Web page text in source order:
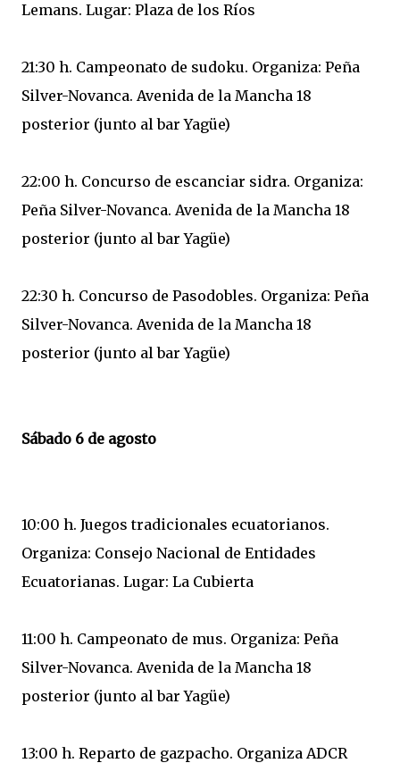
Lemans. Lugar: Plaza de los Ríos
21:30 h. Campeonato de sudoku. Organiza: Peña
Silver-Novanca. Avenida de la Mancha 18
posterior (junto al bar Yagüe)
22:00 h. Concurso de escanciar sidra. Organiza:
Peña Silver-Novanca. Avenida de la Mancha 18
posterior (junto al bar Yagüe)
22:30 h. Concurso de Pasodobles. Organiza: Peña
Silver-Novanca. Avenida de la Mancha 18
posterior (junto al bar Yagüe)
Sábado 6 de agosto
10:00 h. Juegos tradicionales ecuatorianos.
Organiza: Consejo Nacional de Entidades
Ecuatorianas. Lugar: La Cubierta
11:00 h. Campeonato de mus. Organiza: Peña
Silver-Novanca. Avenida de la Mancha 18
posterior (junto al bar Yagüe)
13:00 h. Reparto de gazpacho. Organiza ADCR